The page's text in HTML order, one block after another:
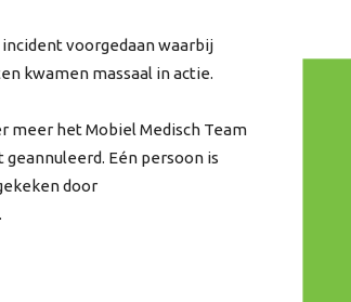
voorgedaan waarbij
kwamen massaal in actie.
meer het Mobiel Medisch Team
Eén persoon is
door